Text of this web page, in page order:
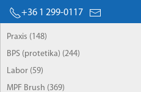
+36 1 299-0117
Praxis (148)
BPS (protetika) (244)
Labor (59)
MPF Brush (369)